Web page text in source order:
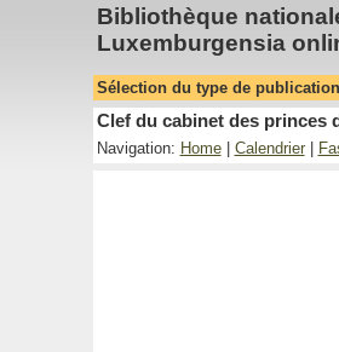
Bibliothèque
Luxemburgensia
Sélection du type de
Clef du cabinet des princes
Navigation: Home| Calendrier|